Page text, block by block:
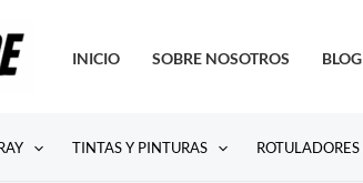
INICIO SOBRE NOSOTROS BLOG
TINTAS Y PINTURAS ROTULADORES